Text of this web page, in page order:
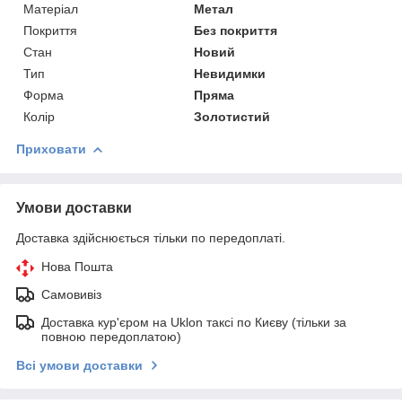
Матеріал
Метал
Покриття
Без покриття
Стан
Новий
Тип
Невидимки
Форма
Пряма
Колір
Золотистий
Приховати
Умови доставки
Доставка здійснюється тільки по передоплаті.
Нова Пошта
Самовивіз
Доставка кур'єром на Uklon таксі по Києву (тільки за
повною передоплатою)
Всі умови доставки